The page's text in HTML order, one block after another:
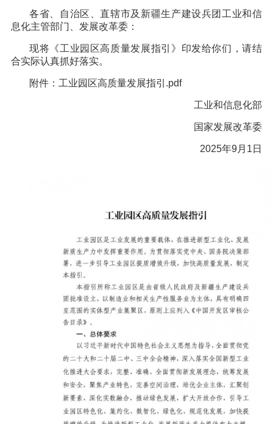
各省、自治区、直辖市及新疆生产建设兵团工业和信
息化主管部门、发展改革委：
现将《工业园区高质量发展指引》印发给你们，请结
合实际认真抓好落实。
附件：工业园区高质量发展指引.pdf
工业和信息化部
国家发展改革委
2025年9月1日